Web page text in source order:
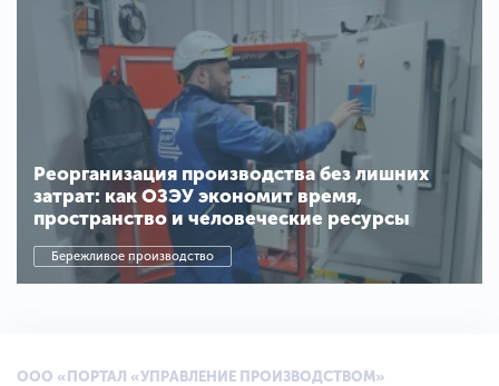
Реорганизация производства без лишних
затрат: как ОЗЭУ экономит время,
пространство и человеческие ресурсы
Бережливое производство
ООО «ПОРТАЛ «УПРАВЛЕНИЕ ПРОИЗВОДСТВОМ»